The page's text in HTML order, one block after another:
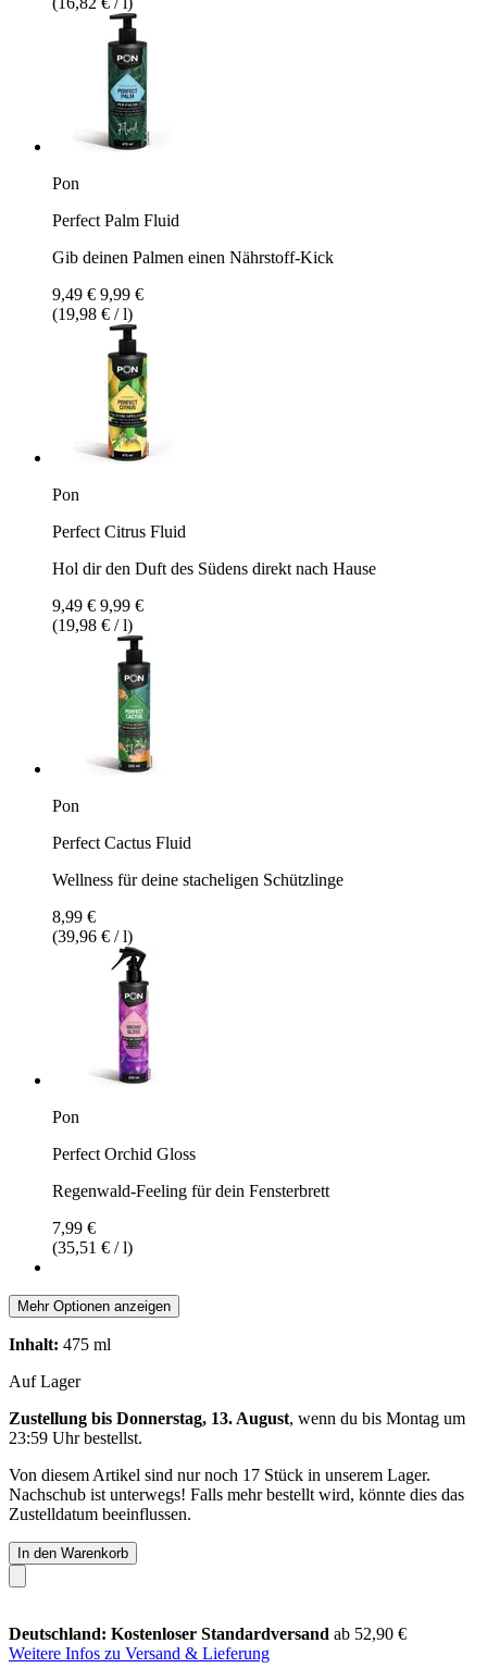
Pon
Perfect Palm Fluid
Gib deinen Palmen einen Nährstoff-Kick
9,49 € 9,99 €
(19,98 € / l)
Pon
Perfect Citrus Fluid
Hol dir den Duft des Südens direkt nach Hause
9,49 € 9,99 €
(19,98 € / l)
Pon
Perfect Cactus Fluid
Wellness für deine stacheligen Schützlinge
8,99 €
(39,96 € / l)
Pon
Perfect Orchid Gloss
Regenwald-Feeling für dein Fensterbrett
7,99 €
(35,51 € / l)
Mehr Optionen anzeigen
Inhalt: 475 ml
Auf Lager
Zustellung bis Donnerstag, 13. August, wenn du bis Montag um
23:59 Uhrbestellst.
Von diesem Artikel sind nur noch 17 Stück in unserem Lager.
Nachschub ist unterwegs! Falls mehr bestellt wird, könnte dies das
Zustelldatum beeinflussen.
In den Warenkorb
Deutschland: Kostenloser Standardversand ab 52,90 €
Weitere Infos zu Versand & Lieferung